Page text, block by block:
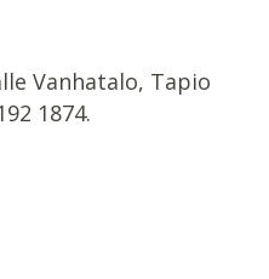
Vanhatalo, Tapio
1874.